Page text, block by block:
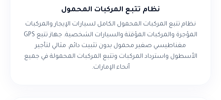
نظام تتبع المركبات المحمول
نظام تتبع المركبات المحمول الكامل لسيارات الإيجار والمركبات
المؤجرة والمركبات المؤقتة والسيارات الشخصية. جهاز تتبع GPS
مغناطيسي صغير محمول بدون تثبيت دائم. مثالي لتأجير
الأسطول واسترداد المركبات وتتبع المركبات المحمولة في جميع
أنحاء الإمارات.